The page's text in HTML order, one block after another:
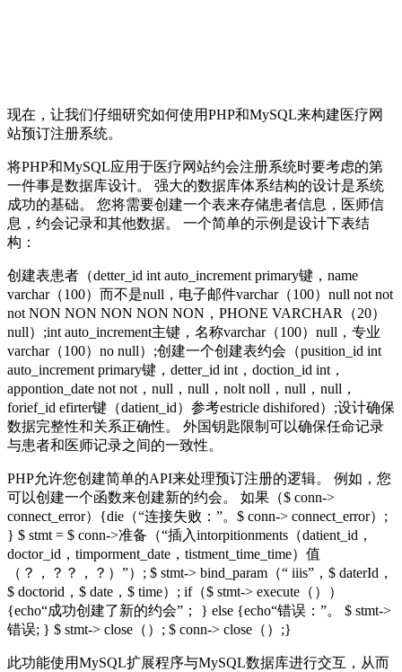
现在，让我们仔细研究如何使用PHP和MySQL来构建医疗网
站预订注册系统。
将PHP和MySQL应用于医疗网站约会注册系统时要考虑的第
一件事是数据库设计。 强大的数据库体系结构的设计是系统
成功的基础。 您将需要创建一个表来存储患者信息，医师信
息，约会记录和其他数据。 一个简单的示例是设计下表结
构：
创建表患者（detter_id int auto_increment primary键，name
varchar（100）而不是null，电子邮件varchar（100）null not not
not NON NON NON NON NON，PHONE VARCHAR（20）
null）;int auto_increment主键，名称varchar（100）null，专业
varchar（100）no null）;创建一个创建表约会（pusition_id int
auto_increment primary键，detter_id int，doction_id int，
appontion_date not not，null，null，nolt noll，null，null，
forief_id efirter键（datient_id）参考estricle dishifored）;设计确保
数据完整性和关系正确性。 外国钥匙限制可以确保任命记录
与患者和医师记录之间的一致性。
PHP允许您创建简单的API来处理预订注册的逻辑。 例如，您
可以创建一个函数来创建新的约会。 如果（$ conn->
connect_error）{die（“连接失败：”。$ conn-> connect_error）;
} $ stmt = $ conn->准备（“插入intorpitionments（datient_id，
doctor_id，timporment_date，tistment_time_time）值
（？，？？，？）”）; $ stmt-> bind_param（“ iiis”，$ daterId，
$ doctorid，$ date，$ time）; if（$ stmt-> execute（））
{echo“成功创建了新的约会”； } else {echo“错误：”。 $ stmt->
错误; } $ stmt-> close（）; $ conn-> close（）;}
此功能使用MySQL扩展程序与MySQL数据库进行交互，从而